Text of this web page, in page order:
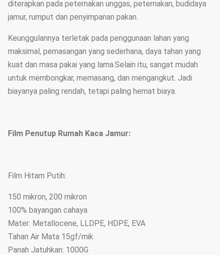
diterapkan pada peternakan unggas, peternakan, budidaya
jamur, rumput dan penyimpanan pakan.
Keunggulannya terletak pada penggunaan lahan yang
maksimal, pemasangan yang sederhana, daya tahan yang
kuat dan masa pakai yang lama.Selain itu, sangat mudah
untuk membongkar, memasang, dan mengangkut. Jadi
biayanya paling rendah, tetapi paling hemat biaya.
Film Penutup Rumah Kaca Jamur:
Film Hitam Putih:
150 mikron, 200 mikron
100% bayangan cahaya
Mater: Metallocene, LLDPE, HDPE, EVA
Tahan Air Mata 15gf/mik
Panah Jatuhkan: 1000G